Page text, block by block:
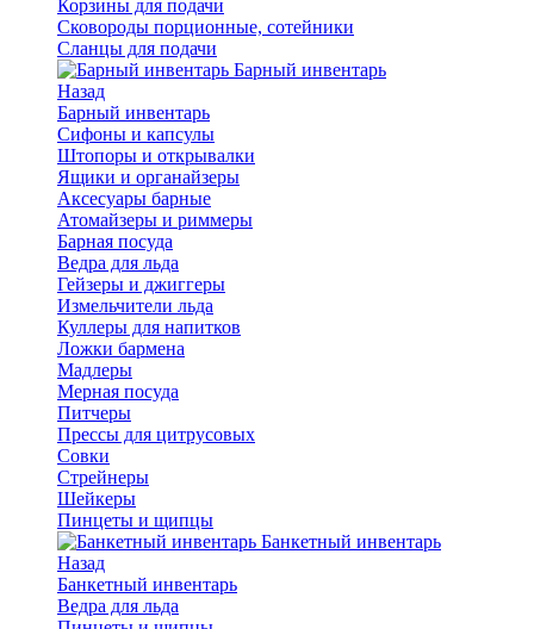
Корзины для подачи
Сковороды порционные, сотейники
Сланцы для подачи
Барный инвентарь
Назад
Барный инвентарь
Сифоны и капсулы
Штопоры и открывалки
Ящики и органайзеры
Аксесуары барные
Атомайзеры и риммеры
Барная посуда
Ведра для льда
Гейзеры и джиггеры
Измельчители льда
Куллеры для напитков
Ложки бармена
Мадлеры
Мерная посуда
Питчеры
Прессы для цитрусовых
Совки
Стрейнеры
Шейкеры
Пинцеты и щипцы
Банкетный инвентарь
Назад
Банкетный инвентарь
Ведра для льда